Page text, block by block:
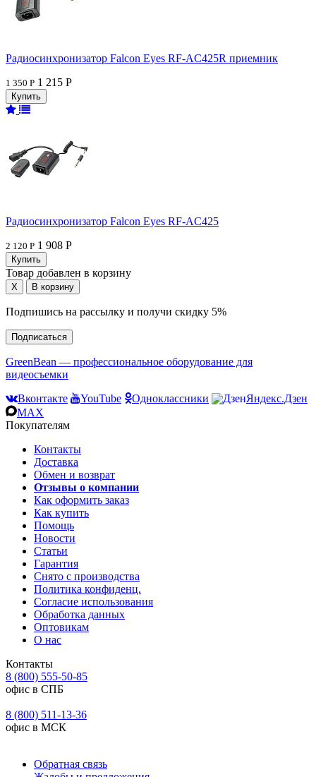
Радиосинхронизатор Falcon Eyes RF-AC425R приемник
1 350 Р 1 215 Р
Радиосинхронизатор Falcon Eyes RF-AC425
2 120 Р 1 908 Р
Товар добавлен в корзину
Подпишись на рассылку и получи скидку 5%
Подписаться
GreenBean — профессиональное оборудование для
видеосъемки
Вконтакте
YouTube Одноклассники
Яндекс.Дзен
MAX
Покупателям
Контакты
Доставка
Обмен и возврат
Отзывы о компании
Как оформить заказ
Как купить
Помощь
Новости
Статьи
Гарантия
Снято с производства
Политика конфиденц.
Согласие использования
Обработка данных
Оптовикам
О нас
Контакты
8 (800) 555-50-85
офис в СПБ
8 (800) 511-13-36
офис в МСК
Обратная связь